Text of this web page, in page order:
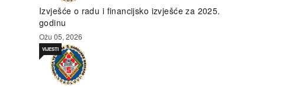
Izvješće o radu i financijsko izvješće za 2025.
godinu
Ožu 05, 2026
VIJESTI